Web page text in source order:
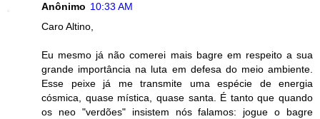
Anônimo 10:33 AM
Caro Altino,
Eu mesmo já não comerei mais bagre em respeito a sua
grande importância na luta em defesa do meio ambiente.
Esse peixe já me transmite uma espécie de energia
cósmica, quase mística, quase santa. É tanto que quando
os neo "verdões" insistem nós falamos: jogue o bagre